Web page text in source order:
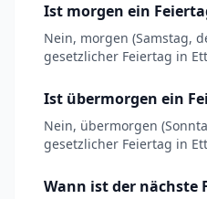
Ist morgen ein
Nein, morgen (Samstag,
gesetzlicher Feiertag in
Ist übermorgen ein
Nein, übermorgen
gesetzlicher Feiertag in
Wann ist der nächste